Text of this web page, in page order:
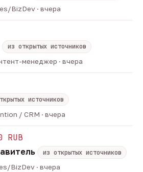
BizDev · вчера
из открытых источников
менеджер · вчера
источников
/ CRM · вчера
RUB
из открытых источников
BizDev · вчера